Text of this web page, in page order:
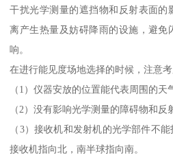
干扰光学测量的遮挡物和反射表面的
离产生热量及妨碍降雨的设施，避免
响。
在进行能见度场地选择的时候，注意考
（1）仪器安放的位置能代表周围的天
（2）没有影响光学测量的障碍物和反
（3）接收机和发射机的光学部件不
接收机指向北，南半球指向南。